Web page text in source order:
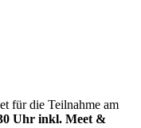
für die Teilnahme am
Uhr inkl. Meet &